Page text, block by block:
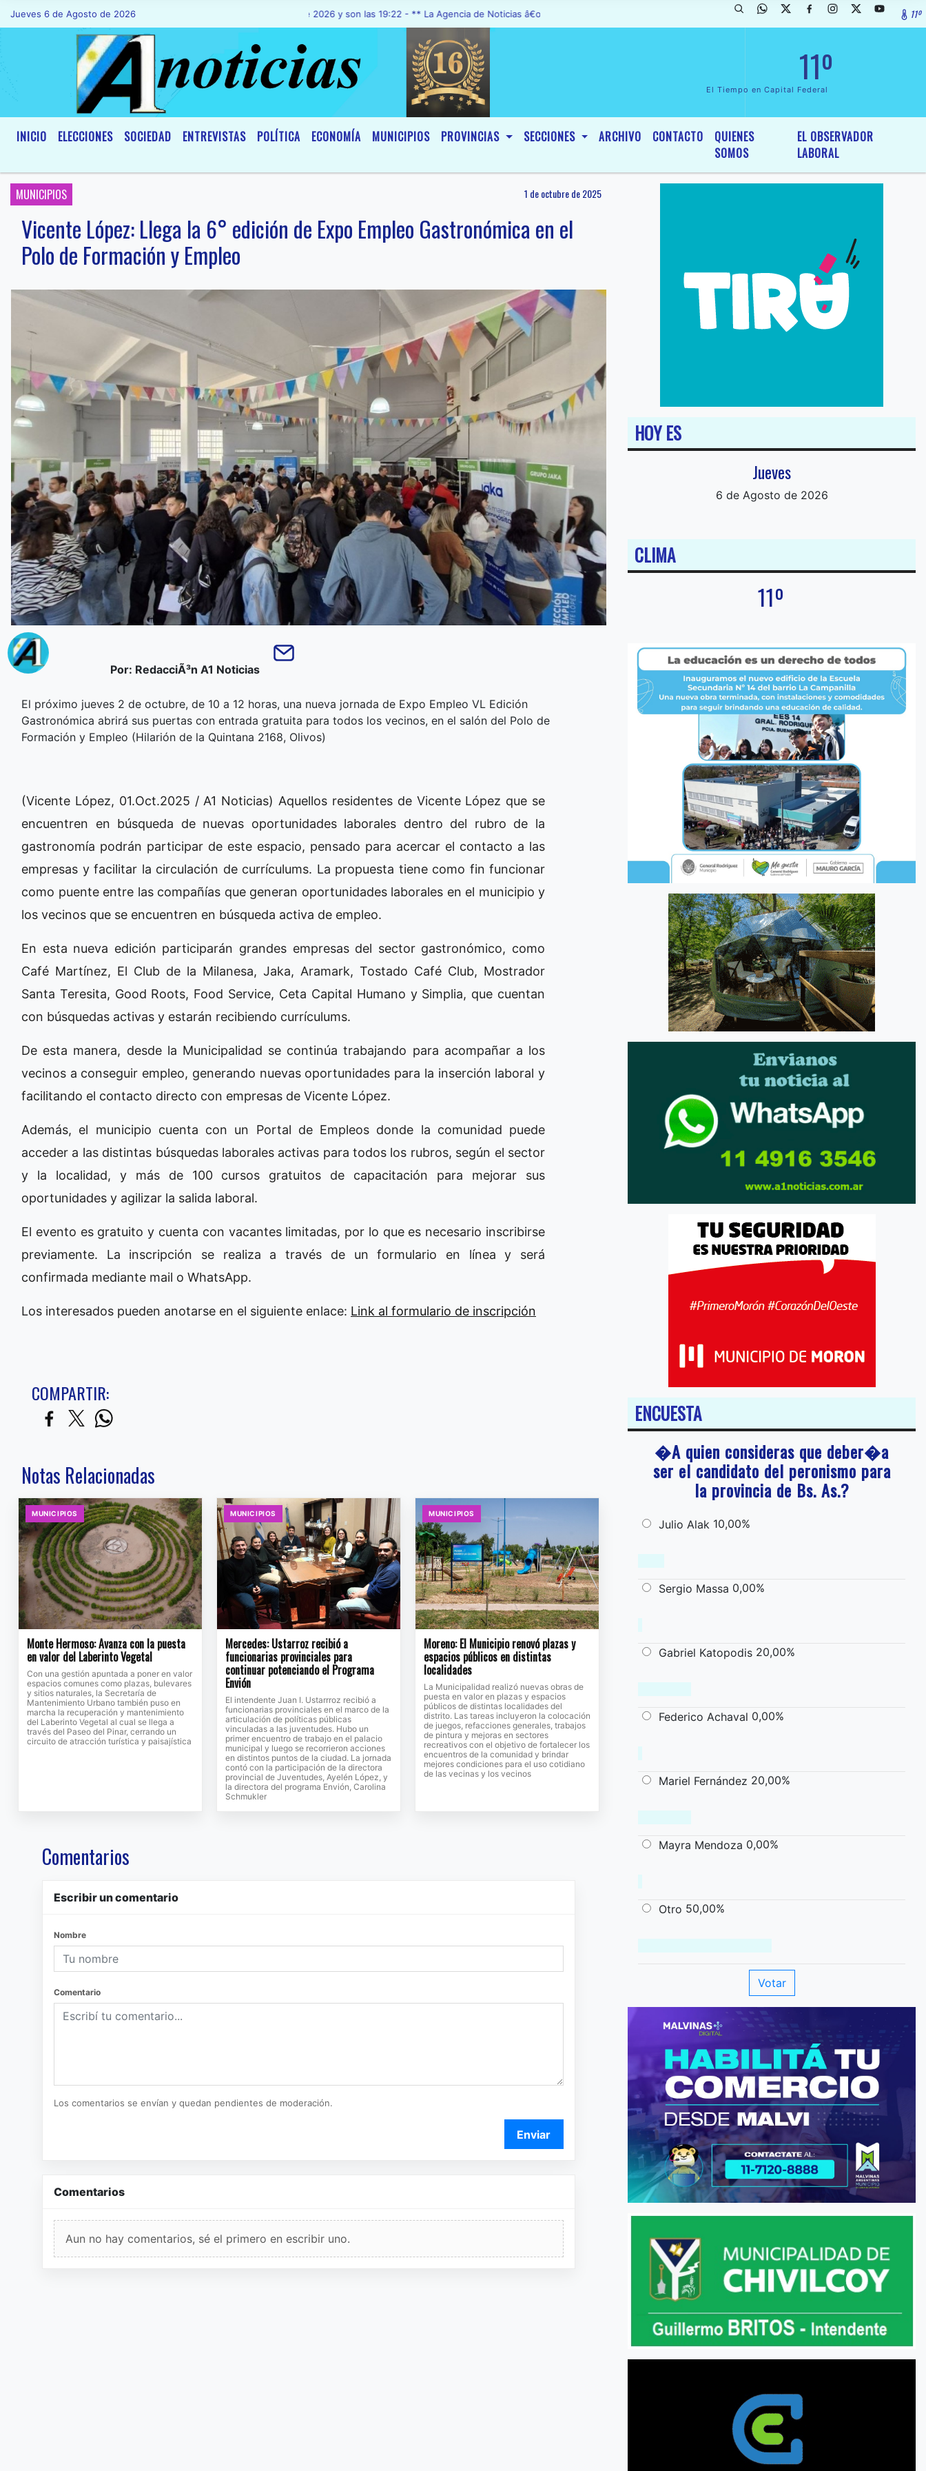
Jueves 6 de Agosto de 2026 Hoy es Jueves 6 de Agosto de 2026 y son las 19:22 - ** La Agencia de Noticias â€œA1 Noticiasâ€, fue declarada de InterÃ©s General y Legislativo, por Ordenanza NÂº 6236/19 del11º
11º
El Tiempo en Capital Federal
INICIO ELECCIONES SOCIEDAD ENTREVISTAS POLÍTICA ECONOMÍA MUNICIPIOS PROVINCIAS SECCIONES ARCHIVO CONTACTO
QUIENES
SOMOS
EL OBSERVADOR
LABORAL
MUNICIPIOS 1 de octubre de 2025
Vicente López: Llega la 6° edición de Expo Empleo Gastronómica en el
Polo de Formación y Empleo
Por: RedacciÃ³n A1 Noticias
El próximo jueves 2 de octubre, de 10 a 12 horas, una nueva jornada de Expo Empleo VL Edición
Gastronómica abrirá sus puertas con entrada gratuita para todos los vecinos, en el salón del Polo de
Formación y Empleo (Hilarión de la Quintana 2168, Olivos)
(Vicente López, 01.Oct.2025 / A1 Noticias) Aquellos residentes de Vicente López que se
encuentren en búsqueda de nuevas oportunidades laborales dentro del rubro de la
gastronomía podrán participar de este espacio, pensado para acercar el contacto a las
empresas y facilitar la circulación de currículums. La propuesta tiene como fin funcionar
como puente entre las compañías que generan oportunidades laborales en el municipio y
los vecinos que se encuentren en búsqueda activa de empleo.
En esta nueva edición participarán grandes empresas del sector gastronómico, como
Café Martínez, El Club de la Milanesa, Jaka, Aramark, Tostado Café Club, Mostrador
Santa Teresita, Good Roots, Food Service, Ceta Capital Humano y Simplia, que cuentan
con búsquedas activas y estarán recibiendo currículums.
De esta manera, desde la Municipalidad se continúa trabajando para acompañar a los
vecinos a conseguir empleo, generando nuevas oportunidades para la inserción laboral y
facilitando el contacto directo con empresas de Vicente López.
Además, el municipio cuenta con un Portal de Empleos donde la comunidad puede
acceder a las distintas búsquedas laborales activas para todos los rubros, según el sector
y la localidad, y más de 100 cursos gratuitos de capacitación para mejorar sus
oportunidades y agilizar la salida laboral.
El evento es gratuito y cuenta con vacantes limitadas, por lo que es necesario inscribirse
previamente. La inscripción se realiza a través de un formulario en línea y será
confirmada mediante mail o WhatsApp.
Los interesados pueden anotarse en el siguiente enlace: Link al formulario de inscripción
COMPARTIR:
Notas Relacionadas
MUNICIPIOS
Monte Hermoso: Avanza con la puesta
en valor del Laberinto Vegetal
Con una gestión apuntada a poner en valor
espacios comunes como plazas, bulevares
y sitios naturales, la Secretaría de
Mantenimiento Urbano también puso en
marcha la recuperación y mantenimiento
del Laberinto Vegetal al cual se llega a
través del Paseo del Pinar, cerrando un
circuito de atracción turística y paisajística
MUNICIPIOS
Mercedes: Ustarroz recibió a
funcionarias provinciales para
continuar potenciando el Programa
Envión
El intendente Juan I. Ustarrroz recibió a
funcionarias provinciales en el marco de la
articulación de políticas públicas
vinculadas a las juventudes. Hubo un
primer encuentro de trabajo en el palacio
municipal y luego se recorrieron acciones
en distintos puntos de la ciudad. La jornada
contó con la participación de la directora
provincial de Juventudes, Ayelén López, y
la directora del programa Envión, Carolina
Schmukler
MUNICIPIOS
Moreno: El Municipio renovó plazas y
espacios públicos en distintas
localidades
La Municipalidad realizó nuevas obras de
puesta en valor en plazas y espacios
públicos de distintas localidades del
distrito. Las tareas incluyeron la colocación
de juegos, refacciones generales, trabajos
de pintura y mejoras en sectores
recreativos con el objetivo de fortalecer los
encuentros de la comunidad y brindar
mejores condiciones para el uso cotidiano
de las vecinas y los vecinos
Comentarios
Escribir un comentario
Nombre
Comentario
Los comentarios se envían y quedan pendientes de moderación.
Enviar
Comentarios
Aun no hay comentarios, sé el primero en escribir uno.
HOY ES
Jueves
6 de Agosto de 2026
CLIMA
11º
ENCUESTA
�A quien consideras que deber�a
ser el candidato del peronismo para
la provincia de Bs. As.?
Julio Alak 10,00%
Sergio Massa 0,00%
Gabriel Katopodis 20,00%
Federico Achaval 0,00%
Mariel Fernández 20,00%
Mayra Mendoza 0,00%
Otro 50,00%